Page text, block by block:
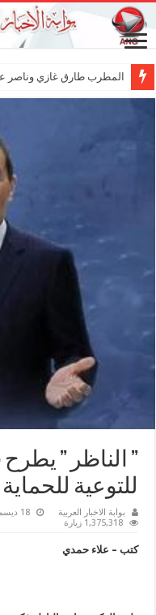
المطرب طارق غازي وناصر
” الناظر ”
للتوعية
بوابة الاخبار العربية 18 ديسمبر، 2020
1,375,318 زيارة
كتب – علاء حمدي